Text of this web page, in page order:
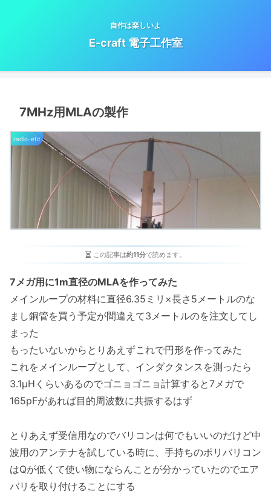
自作は楽しいよ
E-craft 電子工作室
7MHz用MLAの製作
radio-etc
この記事は約11分で読めます。
7メガ用に1m直径のMLAを作ってみた
メインループの材料に直径6.35ミリ×長さ5メートルのな
まし銅管を買う予定が間違えて3メートルのを注文してし
まった
もったいないからとりあえずこれで円形を作ってみた
これをメインループとして、インダクタンスを測ったら
3.1μHくらいあるのでゴニョゴニョ計算すると7メガで
165pFがあれば目的周波数に共振するはず
とりあえず受信用なのでバリコンは何でもいいのだけど中
波用のアンテナを試している時に、手持ちのポリバリコン
はQが低くて使い物にならんことが分かっていたのでエア
バリを取り付けることにする